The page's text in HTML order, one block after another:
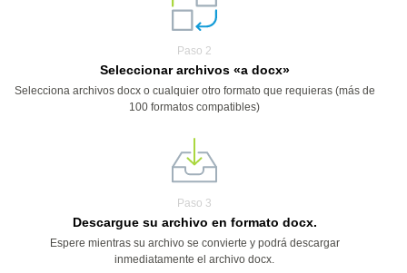
Paso 2
Seleccionar archivos «a docx»
Selecciona archivos docx o cualquier otro formato que requieras (más de
100 formatos compatibles)
Paso 3
Descargue su archivo en formato docx.
Espere mientras su archivo se convierte y podrá descargar
inmediatamente el archivo docx.